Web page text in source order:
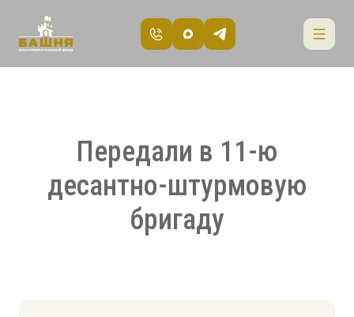
Передали в 11-ю
десантно-штурмовую
бригаду